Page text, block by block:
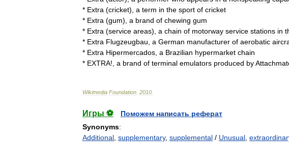
* Extra (cricket) a term in the sport of cricket
* Extra (gum) a brand of chewing gum
* Extra (service areas) a chain of motorway service stations in
* Extra Flugzeugbau a German manufacturer of aerobatic
* Extra Hipermercados a Brazilian hypermarket chain
* EXTRA!, a brand of terminal emulators produced by
Wikimedia Foundation 2010
Игры ⚽
Поможем написать реферат
Synonyms:
Additional supplementary, supplemental / Unusual